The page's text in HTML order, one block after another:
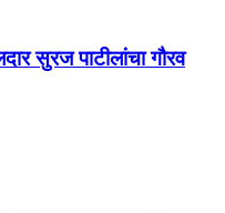
सुरज पाटीलांचा गौरव